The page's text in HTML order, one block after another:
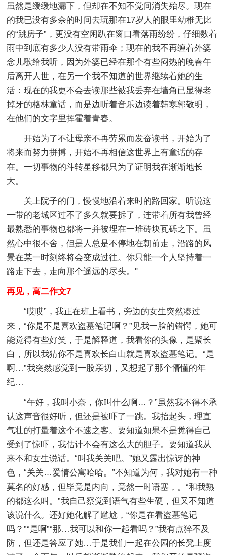
虽然是缓缓地漏下，但却在不知不觉间消失殆尽。现在
的我已没有多余的时间去玩那在17岁人的眼里幼稚无比
的“跳房子”，更没有空闲趴在窗口看落雨纷纷，仔细数着
雨中到底有多少人没有带雨伞；现在的我不再缠着外婆
念儿歌给我听，因为外婆已经在那个有些闷热的晚春午
后离开人世，在另一个我不知道的世界继续着她的生
活：现在的我更不会去读那些被我丢弃在墙角已显得老
掉牙的格林童话，而是边听着音乐边读着韩寒郭敬明，
在他们的文字里挥霍着青春。
开始为了不让母亲不再劳累而发奋读书，开始为了
将来而努力拼搏，开始不再相信这世界上有童话的存
在。一切事物的斗转星移都只为了证明我在渐渐地长
大。
关上院子的门，慢慢地沿着来时的路回家。听说这
一带的老城区过不了多久就要拆了，连带着所有我曾经
最熟悉的事物也都将一并被埋在一堆砖块瓦砾之下。虽
然心中很不舍，但是人总是不停地在朝前走，沿路的风
景在某一时刻终将会变成过往。你只能一个人坚持着一
路走下去，走向那个遥远的尽头。"
再见，高二作文7
“哎哎”，我正在班上看书，旁边的女生突然凑过
来，“你是不是喜欢盗墓笔记啊？”见我一脸的错愕，她可
能觉得有些好笑，于是解释道，我看你的头像，是聚长
白，所以我猜你不是喜欢长白山就是喜欢盗墓笔记。“是
啊…”我突然感觉到一股亲切，又想起了那个懵懂的年
纪…
“午好，我叫小奈，你叫什么啊…？”虽然我不得不承
认这声音很好听，但还是被吓了一跳。我抬起头，理直
气壮的打量着这个不速之客。要知道如果不是觉得自己
受到了惊吓，我估计不会有这么大的胆子。要知道我从
来不和女生说话。“叫我关关吧。”她又露出惊讶的神
色，“关关…爱情公寓哈哈。”不知道为何，我对她有一种
莫名的好感，但毕竟是内向，竟然一时语塞，。“和我熟
的都这么叫。”我自己察觉到语气有些生硬，但又不知道
该说什么。还好她化解了尴尬，“你是在看盗墓笔记
吗？”“是啊”“那…我可以和你一起看吗？”我有点猝不及
防，但还是答应了她…于是我们一起在公园的长凳上度